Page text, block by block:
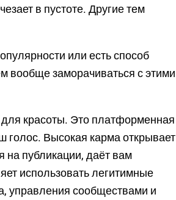
в пустоте. Другие тем
или есть способ
вообще заморачиваться с этими
красоты. Это платформенная
Высокая карма открывает
на публикации, даёт вам
использовать легитимные
управления сообществами и